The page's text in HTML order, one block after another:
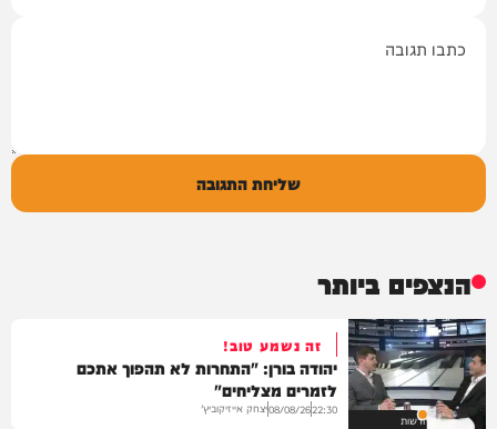
שליחת התגובה
הנצפים ביותר
חדשות
זה נשמע טוב!
יהודה בורן: "התחרות לא תהפוך אתכם
לזמרים מצליחים"
22:30
08/08/26יצחק אייזיקוביץ'